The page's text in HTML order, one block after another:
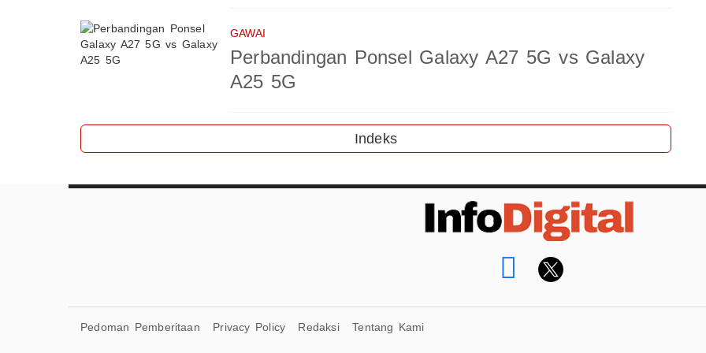
GAWAI
Perbandingan Ponsel Galaxy A27 5G vs Galaxy
A25 5G
Indeks
Pedoman Pemberitaan Privacy Policy Redaksi Tentang Kami